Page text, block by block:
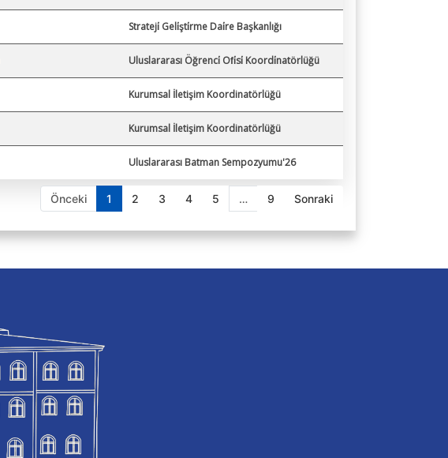
Strateji̇ Geli̇şti̇rme Dai̇re Başkanlığı
Uluslararası Öğrenci̇ Ofi̇si̇ Koordi̇natörlüğü
Kurumsal İletişim Koordinatörlüğü
Kurumsal İletişim Koordinatörlüğü
Uluslararası Batman Sempozyumu'26
Önceki 1 2 3 4 5 … 9 Sonraki